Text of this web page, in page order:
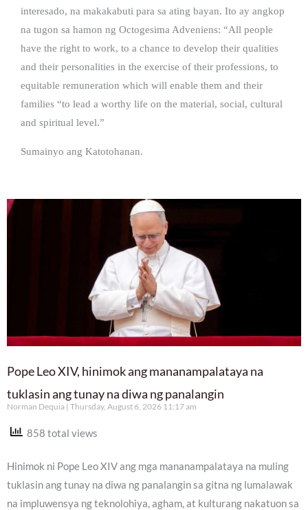
interesado, na makakabuti para sa ating bayan. Ito ay angkop
na tugon sa hamon ng Octogesima Adveniens: “All people
have the right to work, to a chance to develop their qualities
and their personalities in the exercise of their professions, to
equitable remuneration which will enable them and their
families “to lead a worthy life on the material, social, cultural
and spiritual level.”
Sumainyo ang Katotohanan.
Pope Leo XIV, hinimok ang mananampalataya na
tuklasin ang tunay na diwa ng panalangin
Norman Dequia Thursday, August 6, 2026 11:17 am
858 total views
Hinimok ni Pope Leo XIV ang mga mananampalataya na muling
tuklasin ang tunay na diwa ng panalangin sa gitna ng lumalawak
na impluwensya ng teknolohiya, agham, at kulturang nakatuon sa